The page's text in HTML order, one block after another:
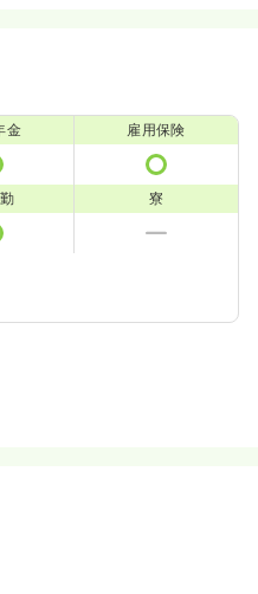
金 雇用保険
寮